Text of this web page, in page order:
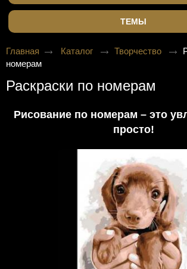
ТЕМЫ
Главная Каталог Творчество
номерам
Раскраски по номерам
Рисование по номерам – это
просто!